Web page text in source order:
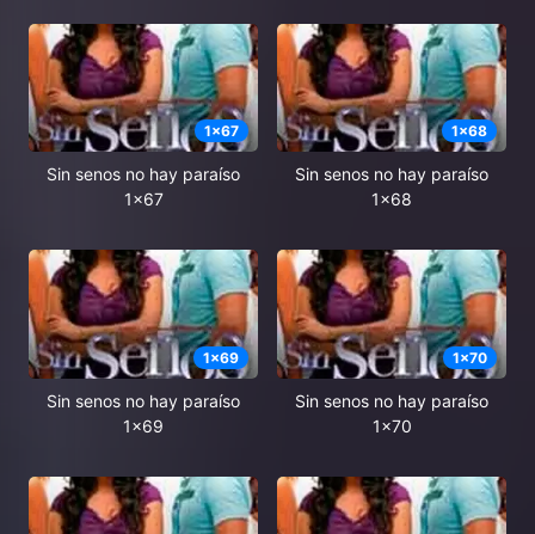
1x67
Sin senos no hay paraíso
1x67
1x68
Sin senos no hay paraíso
1x68
1x69
Sin senos no hay paraíso
1x69
1x70
Sin senos no hay paraíso
1x70